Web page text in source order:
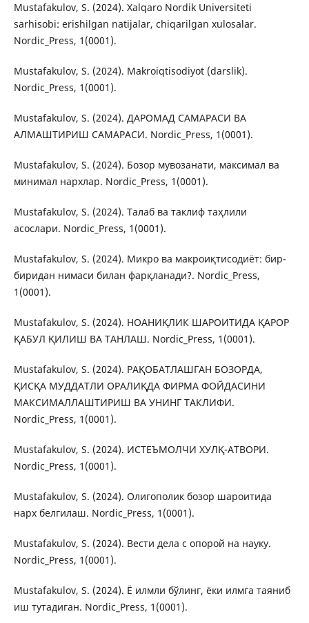
Mustafakulov, S. (2024). Xalqaro Nordik Universiteti
sarhisobi: erishilgan natijalar, chiqarilgan xulosalar.
Nordic_Press, 1(0001).
Mustafakulov, S. (2024). Makroiqtisodiyot (darslik).
Nordic_Press, 1(0001).
Mustafakulov, S. (2024). ДАРОМАД САМАРАСИ ВА
АЛМАШТИРИШ САМАРАСИ. Nordic_Press, 1(0001).
Mustafakulov, S. (2024). Бозор мувозанати, максимал ва
минимал нархлар. Nordic_Press, 1(0001).
Mustafakulov, S. (2024). Талаб ва таклиф таҳлили
асослари. Nordic_Press, 1(0001).
Mustafakulov, S. (2024). Микро ва макроиқтисодиёт: бир-
биридан нимаси билан фарқланади?. Nordic_Press,
1(0001).
Mustafakulov, S. (2024). НОАНИҚЛИК ШАРОИТИДА ҚАРОР
ҚАБУЛ ҚИЛИШ ВА ТАНЛАШ. Nordic_Press, 1(0001).
Mustafakulov, S. (2024). РАҚОБАТЛАШГАН БОЗОРДА,
ҚИСҚА МУДДАТЛИ ОРАЛИҚДА ФИРМА ФОЙДАСИНИ
МАКСИМАЛЛАШТИРИШ ВА УНИНГ ТАКЛИФИ.
Nordic_Press, 1(0001).
Mustafakulov, S. (2024). ИСТЕЪМОЛЧИ ХУЛҚ-АТВОРИ.
Nordic_Press, 1(0001).
Mustafakulov, S. (2024). Олигополик бозор шароитида
нарх белгилаш. Nordic_Press, 1(0001).
Mustafakulov, S. (2024). Вести дела с опорой на науку.
Nordic_Press, 1(0001).
Mustafakulov, S. (2024). Ё илмли бўлинг, ёки илмга таяниб
иш тутадиган. Nordic_Press, 1(0001).